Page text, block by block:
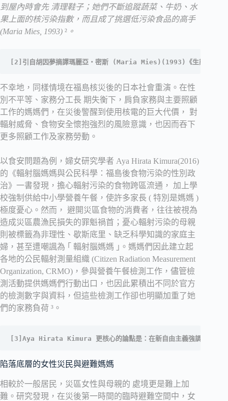
到屋內時會先 清理鞋子；她們不斷追蹤蔬菜、牛奶、水
果上面的核污染指數，而且成了挑選低污染食品的高手
(Maria Mies, 1993) ² 。
[2]引自胡因夢摘譯瑪麗亞‧密斯 (Maria Mies)(1993)《生態女性主義
不幸地，同樣情境在福島核災後的日本社會重演。在性
別不平等、家務分工長 期失衡下，肩負家務與主要照顧
工作的媽媽們，在災後警醒到使用核電的巨大代價， 對
輻射威脅、食物安全懷抱強烈的風險意識，也因而吞下
更多照顧工作及家務勞動。
以食安問題為例，婦女研究學者 Aya Hirata Kimura(2016)
的《輻射腦媽媽與公民科學：福島後食物污染的性別政
治》一書發現，擔心輻射污染的食物跨區流通， 加上學
校強制供給中小學營養午餐，使許多家長 ( 特別是媽媽 )
極度憂心。然而， 避開災區食物的消費者，往往被視為
造成災區農漁民損失的罪魁禍首；憂心輻射污染的母親
則被標籤為非理性、歇斯底里、缺乏科學知識的家庭主
婦，甚至遭嘲諷為 ｢ 輻射腦媽媽 ｣。媽媽們因此建立起
各地的公民輻射測量組織 (Citizen Radiation Measurement
Organization, CRMO)，參與營養午餐檢測工作，儘管檢
測活動提供媽媽們行動出口，也因此累積出不同於官方
的檢測數字與資料，但這些檢測工作卻也明顯加重了她
們的家務負荷 ³。
[3]Aya Hirata Kimura 更核心的論點是：在新自由主義強調個人
陷落底層的女性災民與避難媽媽
相較於一般居民，災區女性與母親的 處境更是難上加
難。研究發現，在災後第一時間的臨時避難空間中，女